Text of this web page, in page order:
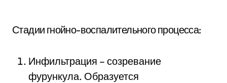
Стадии гнойно-воспалительного процесса:
Инфильтрация – созревание
фурункула. Образуется